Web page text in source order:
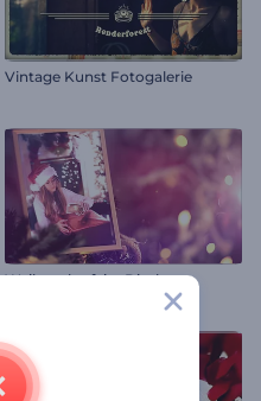
Vintage Kunst Fotogalerie
Weihnachtsfeier Diashow